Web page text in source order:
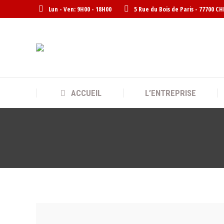
Lun - Ven: 9H00 - 18H00 5 Rue du Bois de Paris - 77700
ACCUEIL L’ENTREPRISE